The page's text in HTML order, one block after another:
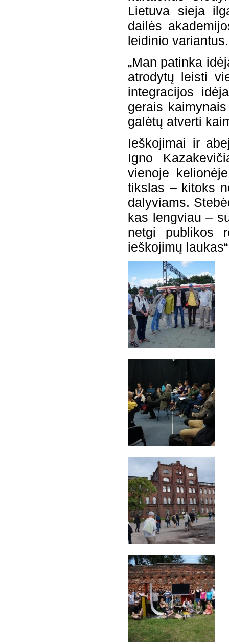
Lietuva sieja
dailės
leidinio variantus.
„Man patinka
atrodytų leisti
integracijos
gerais
galėtų atverti
Ieškojimai ir
Igno
vienoje
tikslas – kitoks
dalyviams.
kas lengviau –
netgi publikos
ieškojimų